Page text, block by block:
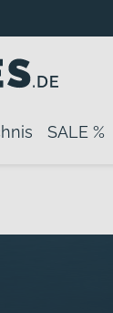
SALE %